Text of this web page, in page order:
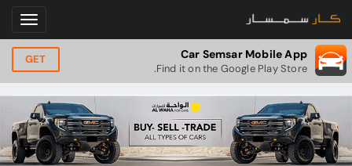
Car Semsar Mobile App
Find it on the Google Play Store.
GET